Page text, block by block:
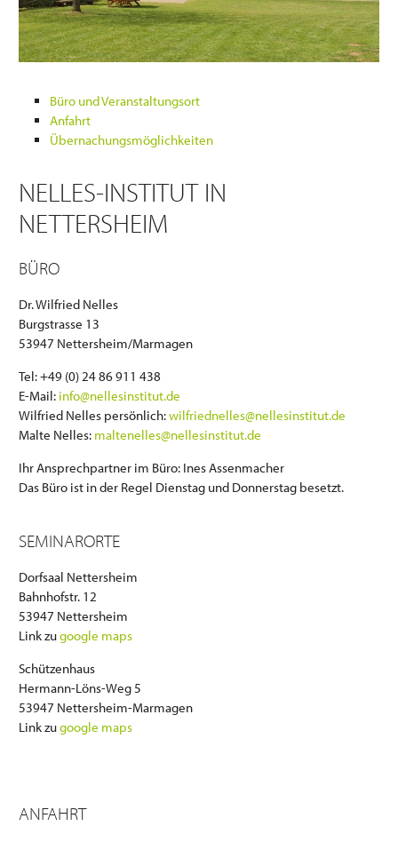
Büro und Veranstaltungsort
Anfahrt
Übernachungsmöglichkeiten
NELLES-INSTITUT IN
NETTERSHEIM
BÜRO
Dr. Wilfried Nelles
Burgstrasse 13
53947 Nettersheim/Marmagen
Tel: +49 (0) 24 86 911 438
E-Mail: info@nellesinstitut.de
Wilfried Nelles persönlich:wilfriednelles@nellesinstitut.de
Malte Nelles: maltenelles@nellesinstitut.de
Ihr Ansprechpartner im Büro: Ines Assenmacher
Das Büro ist in der Regel Dienstag und Donnerstag besetzt.
SEMINARORTE
Dorfsaal Nettersheim
Bahnhofstr. 12
53947 Nettersheim
Link zugoogle maps
Schützenhaus
Hermann-Löns-Weg 5
53947 Nettersheim-Marmagen
Link zugoogle maps
ANFAHRT